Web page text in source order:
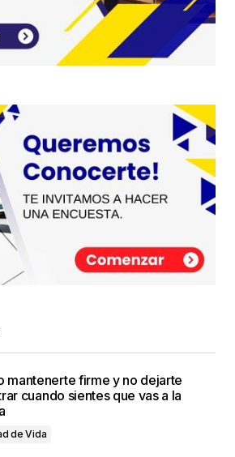
mantenerte firme y no dejarte
cuando sientes que vas a la
de Vida